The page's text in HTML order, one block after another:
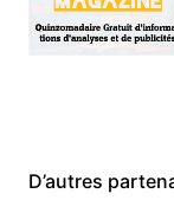
D’autres